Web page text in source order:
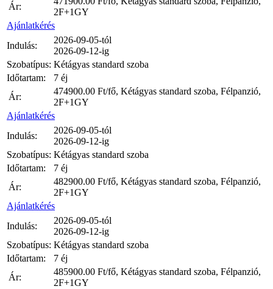
Ár:
2F+1GY
Ajánlatkérés
Indulás:
2026-09-05-tól
2026-09-12-ig
Szobatípus: Kétágyas standard szoba
Időtartam:
7 éj
Ár:
474900.00 Ft/fő, Kétágyas standard szoba, Félpanzió,
2F+1GY
Ajánlatkérés
Indulás:
2026-09-05-tól
2026-09-12-ig
Szobatípus: Kétágyas standard szoba
Időtartam:
7 éj
Ár:
482900.00 Ft/fő, Kétágyas standard szoba, Félpanzió,
2F+1GY
Ajánlatkérés
Indulás:
2026-09-05-tól
2026-09-12-ig
Szobatípus: Kétágyas standard szoba
Időtartam:
7 éj
Ár:
485900.00 Ft/fő, Kétágyas standard szoba, Félpanzió,
2F+1GY